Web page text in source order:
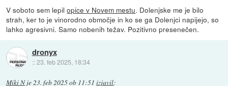
V soboto sem lepilopice v Novem mestu. Dolenjske me je bilo
strah, ker to je vinorodno območje in ko se ga Dolenjci napijejo, so
lahko agresivni. Samo nobenih težav. Pozitivno presenečen.
dronyx
::23. feb 2025, 18:34
Miki Nje23. feb 2025 ob 11:51 izjavil: